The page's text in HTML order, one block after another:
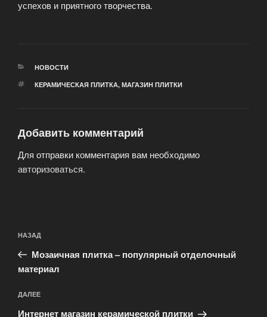
успехов и приятного творчества.
РУБРИКИ
НОВОСТИ
МЕТКИ
КЕРАМИЧЕСКАЯ ПЛИТКА, МАГАЗИН ПЛИТКИ
Добавить комментарий
Для отправки комментария вам необходимо
авторизоваться.
по
записям
Предыдущая
запись:
НАЗАД
Мозаичная плитка – популярный отделочный
материал
Следующая
запись
ДАЛЕЕ
Интернет магазин керамической плитки